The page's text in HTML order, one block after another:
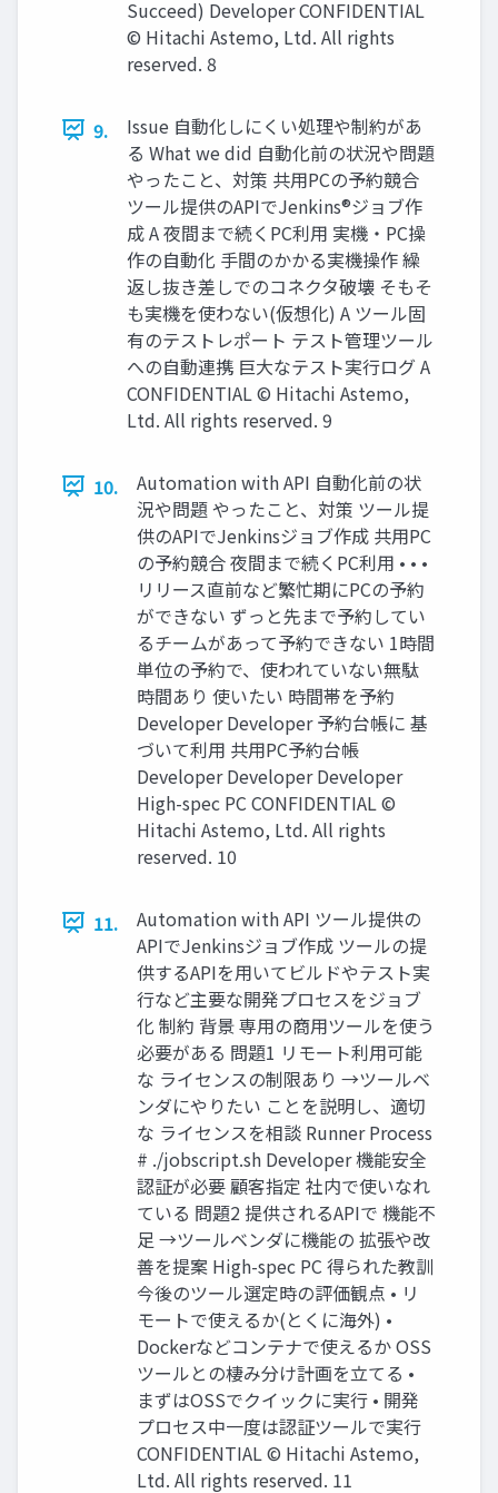
Succeed) Developer CONFIDENTIAL
© Hitachi Astemo, Ltd. All rights
reserved. 8
9.
Issue 自動化しにくい処理や制約があ
る What we did 自動化前の状況や問題
やったこと、対策 共用PCの予約競合
ツール提供のAPIでJenkins®ジョブ作
成 A 夜間まで続くPC利用 実機・PC操
作の自動化 手間のかかる実機操作 繰
返し抜き差しでのコネクタ破壊 そもそ
も実機を使わない(仮想化) A ツール固
有のテストレポート テスト管理ツール
への自動連携 巨大なテスト実行ログ A
CONFIDENTIAL © Hitachi Astemo,
Ltd. All rights reserved. 9
10.
Automation with API 自動化前の状
況や問題 やったこと、対策 ツール提
供のAPIでJenkinsジョブ作成 共用PC
の予約競合 夜間まで続くPC利用 • • •
リリース直前など繁忙期にPCの予約
ができない ずっと先まで予約してい
るチームがあって予約できない 1時間
単位の予約で、使われていない無駄
時間あり 使いたい 時間帯を予約
Developer Developer 予約台帳に 基
づいて利用 共用PC予約台帳
Developer Developer Developer
High-spec PC CONFIDENTIAL ©
Hitachi Astemo, Ltd. All rights
reserved. 10
11.
Automation with API ツール提供の
APIでJenkinsジョブ作成 ツールの提
供するAPIを用いてビルドやテスト実
行など主要な開発プロセスをジョブ
化 制約 背景 専用の商用ツールを使う
必要がある 問題1 リモート利用可能
な ライセンスの制限あり →ツールベ
ンダにやりたい ことを説明し、適切
な ライセンスを相談 Runner Process
# ./jobscript.sh Developer 機能安全
認証が必要 顧客指定 社内で使いなれ
ている 問題2 提供されるAPIで 機能不
足 →ツールベンダに機能の 拡張や改
善を提案 High-spec PC 得られた教訓
今後のツール選定時の評価観点 • リ
モートで使えるか(とくに海外) •
Dockerなどコンテナで使えるか OSS
ツールとの棲み分け計画を立てる •
まずはOSSでクイックに実行 • 開発
プロセス中一度は認証ツールで実行
CONFIDENTIAL © Hitachi Astemo,
Ltd. All rights reserved. 11